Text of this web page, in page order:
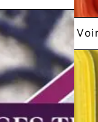
Voir